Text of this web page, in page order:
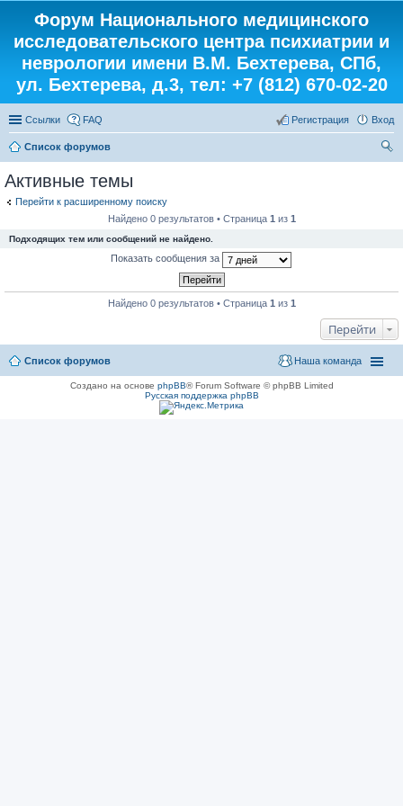
Форум Национального медицинского
исследовательского центра психиатрии и
неврологии имени В.М. Бехтерева, СПб,
ул. Бехтерева, д.3, тел: +7 (812) 670-02-20
Ссылки FAQ Вход
Регистрация
Список форумов
Активные темы
Перейти к расширенному поиску
Найдено 0 результатов • Страница 1 из 1
Подходящих тем или сообщений не найдено.
Показать сообщения за
Найдено 0 результатов • Страница 1 из 1
Перейти
Список форумов Наша команда
Создано на основе phpBB® Forum Software © phpBB Limited
Русская поддержка phpBB